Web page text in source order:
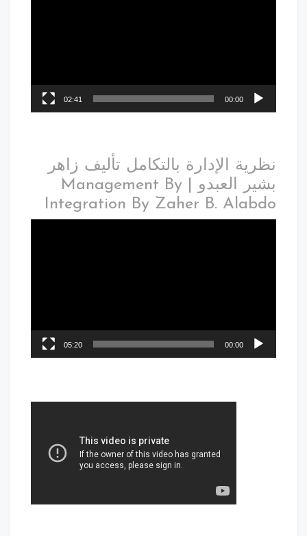
00:00
02:41
نظرية الإدارة بالتكامل تأليف زاهر
بشير العبدو | Management By
Integration By Zaher B. Alabdo
00:00
05:20